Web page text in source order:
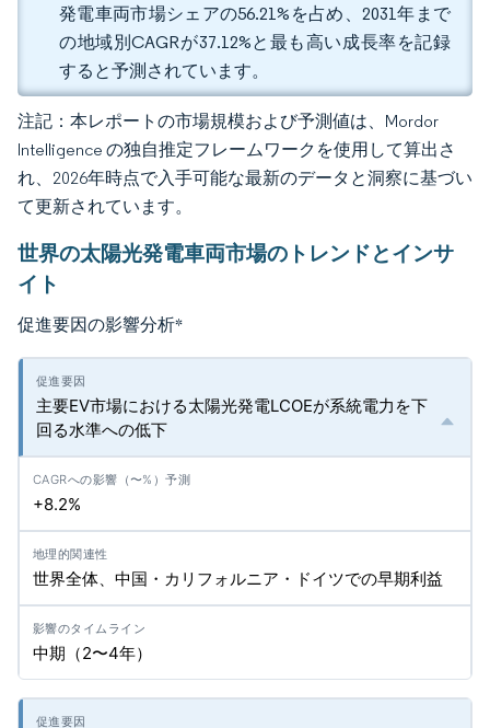
発電車両市場シェアの56.21%を占め、2031年まで
の地域別CAGRが37.12%と最も高い成長率を記録
すると予測されています。
注記：本レポートの市場規模および予測値は、Mordor
Intelligence の独自推定フレームワークを使用して算出さ
れ、2026年時点で入手可能な最新のデータと洞察に基づい
て更新されています。
世界の太陽光発電車両市場のトレンドとインサ
イト
促進要因の影響分析*
主要EV市場における太陽光発電LCOEが系統電力を下
回る水準への低下
+8.2%
世界全体、中国・カリフォルニア・ドイツでの早期利益
中期（2〜4年）